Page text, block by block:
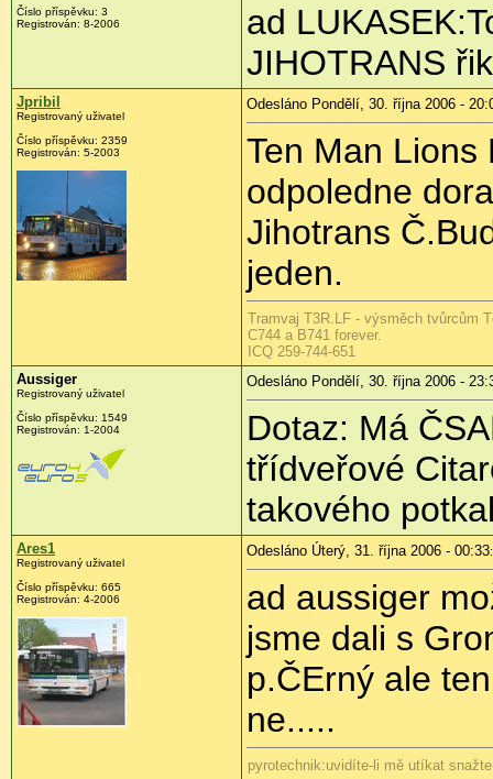
Číslo příspěvku: 3
Registrován: 8-2006
ad
JIHOTRANS
Jpribil
Registrovaný uživatel
Číslo příspěvku: 2359
Registrován: 5-2003
Odesláno Pondělí, 30. října 2006 -
Ten Man Lions
odpoledne
Jihotrans
jeden.
Tramvaj T3R.LF - výsměch tvůrcům
C744 a B741 forever.
ICQ 259-744-651
Aussiger
Registrovaný uživatel
Číslo příspěvku: 1549
Registrován: 1-2004
Odesláno Pondělí, 30. října 2006 -
Dotaz: Má
třídveřové
takového
Ares1
Registrovaný uživatel
Číslo příspěvku: 665
Registrován: 4-2006
Odesláno Úterý, 31. října 2006 - 00:33
ad aussiger
jsme dali s
p.ČErný ale
ne.....
pyrotechnik:uvidíte-li mě utíkat